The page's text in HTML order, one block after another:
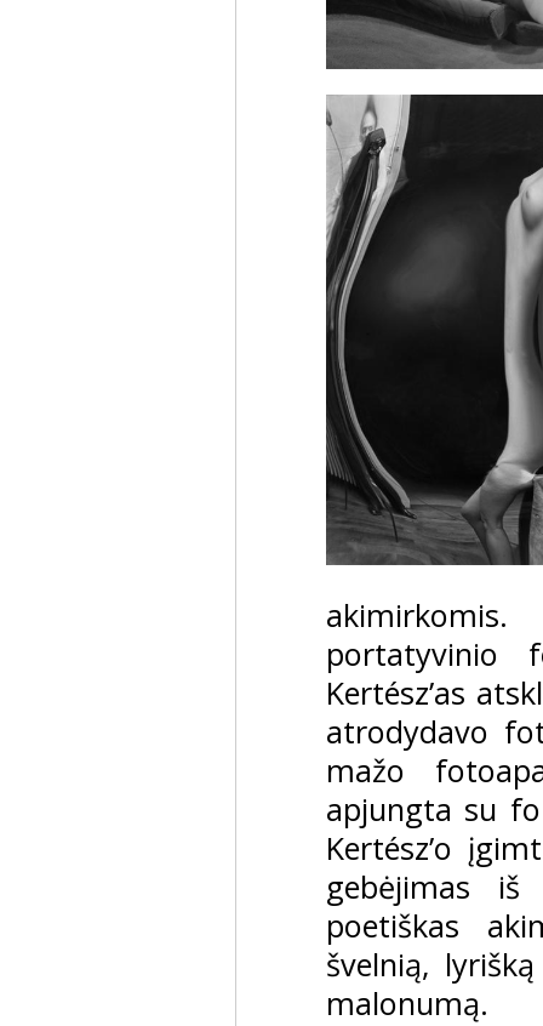
portatyvinio
Kertész’as
atrodydavo
mažo
apjungta su
Kertész’o
gebėjimas
poetiškas
švelnią,
malonumą.